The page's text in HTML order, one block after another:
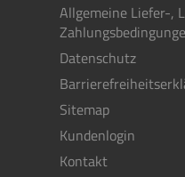
Allgemeine Liefer-,
Datenschutz
Sitemap
Kundenlogin
Kontakt